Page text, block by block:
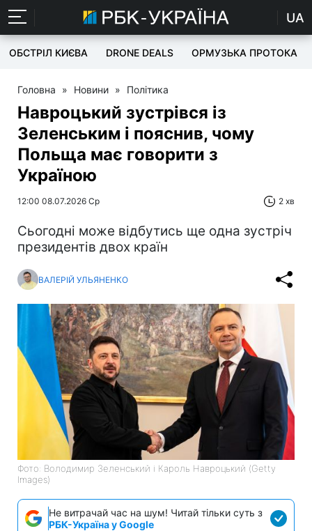
UA
ОБСТРІЛ КИЄВА DRONE DEALS ОРМУЗЬКА ПРОТОКА
Головна » Новини » Політика
Навроцький зустрівся із
Зеленським і пояснив, чому
Польща має говорити з
Україною
12:00 08.07.2026 Ср 2 хв
Сьогодні може відбутись ще одна зустріч
президентів двох країн
ВАЛЕРІЙ УЛЬЯНЕНКО
Фото: Володимир Зеленський і Кароль Навроцький (Getty
Images)
Не витрачай час на шум! Читай тільки суть з
РБК-Україна у Google